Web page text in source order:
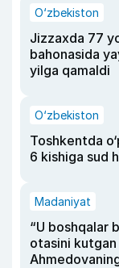
O‘zbekiston
Jizzaxda 77
bahonasida
yilga qamaldi
O‘zbekiston
Toshkentda
6 kishiga sud
Madaniyat
“U boshqalar
otasini